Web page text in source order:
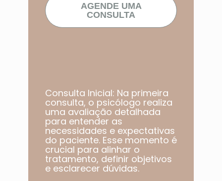
AGENDE UMA
CONSULTA
Consulta Inicial: Na primeira
consulta, o psicólogo realiza
uma avaliação detalhada
para entender as
necessidades e expectativas
do paciente. Esse momento é
crucial para alinhar o
tratamento, definir objetivos
e esclarecer dúvidas.